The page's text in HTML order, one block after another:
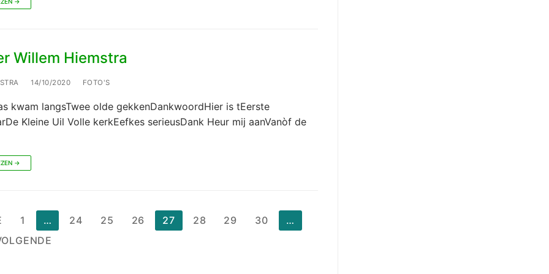
Willem Hiemstra
14/10/2020 FOTO'S
kwam langsTwee olde gekkenDankwoordHier is tEerste
Kleine Uil Volle kerkEefkes serieusDank Heur mij aanVanòf de
→
1 … 24 25 26 27 28 29 30
…